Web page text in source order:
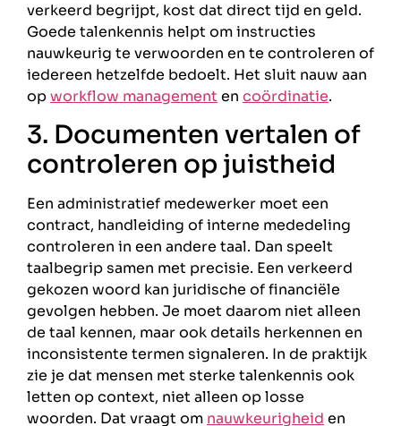
verkeerd begrijpt, kost dat direct tijd en geld.
Goede talenkennis helpt om instructies
nauwkeurig te verwoorden en te controleren of
iedereen hetzelfde bedoelt. Het sluit nauw aan
opworkflow management en coördinatie.
3. Documenten vertalen of
controleren op juistheid
Een administratief medewerker moet een
contract, handleiding of interne mededeling
controleren in een andere taal. Dan speelt
taalbegrip samen met precisie. Een verkeerd
gekozen woord kan juridische of financiële
gevolgen hebben. Je moet daarom niet alleen
de taal kennen, maar ook details herkennen en
inconsistente termen signaleren. In de praktijk
zie je dat mensen met sterke talenkennis ook
letten op context, niet alleen op losse
woorden. Dat vraagt om nauwkeurigheid en